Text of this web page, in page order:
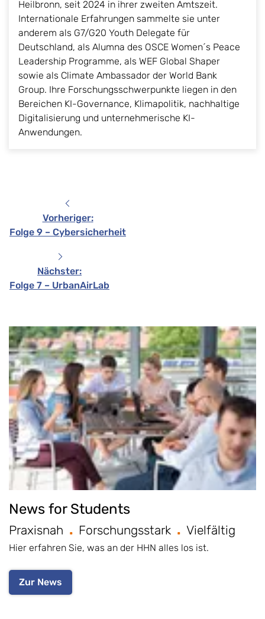
Heilbronn, seit 2024 in ihrer zweiten Amtszeit.
Internationale Erfahrungen sammelte sie unter
anderem als G7/G20 Youth Delegate für
Deutschland, als Alumna des OSCE Women´s Peace
Leadership Programme, als WEF Global Shaper
sowie als Climate Ambassador der World Bank
Group. Ihre Forschungsschwerpunkte liegen in den
Bereichen KI-Governance, Klimapolitik, nachhaltige
Digitalisierung und unternehmerische KI-
Anwendungen.
Vorheriger:
Folge 9 – Cybersicherheit
Nächster:
Folge 7 – UrbanAirLab
News for Students
Praxisnah Forschungsstark Vielfältig
Hier erfahren Sie, was an der HHN alles los ist.
Zur News